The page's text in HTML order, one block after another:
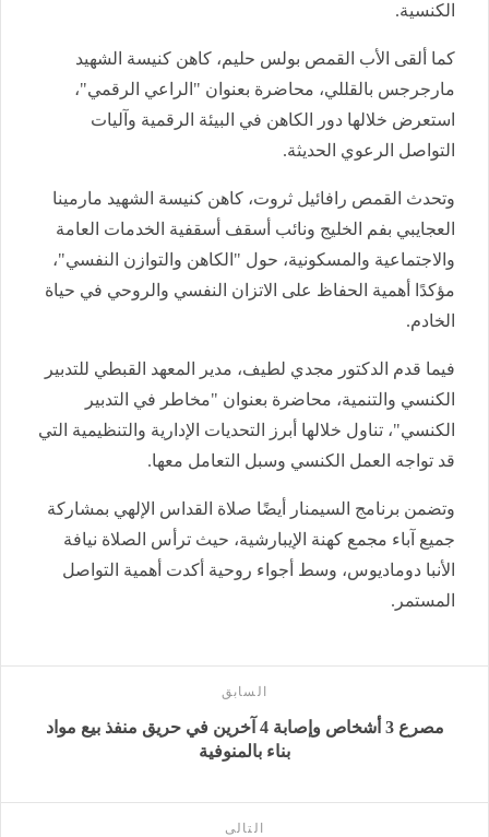
الكنسية.
كما ألقى الأب القمص بولس حليم، كاهن كنيسة الشهيد
مارجرجس بالقللي، محاضرة بعنوان "الراعي الرقمي"،
استعرض خلالها دور الكاهن في البيئة الرقمية وآليات
التواصل الرعوي الحديثة.
وتحدث القمص رافائيل ثروت، كاهن كنيسة الشهيد مارمينا
العجايبي بفم الخليج ونائب أسقف أسقفية الخدمات العامة
والاجتماعية والمسكونية، حول "الكاهن والتوازن النفسي"،
مؤكدًا أهمية الحفاظ على الاتزان النفسي والروحي في حياة
الخادم.
فيما قدم الدكتور مجدي لطيف، مدير المعهد القبطي للتدبير
الكنسي والتنمية، محاضرة بعنوان "مخاطر في التدبير
الكنسي"، تناول خلالها أبرز التحديات الإدارية والتنظيمية التي
قد تواجه العمل الكنسي وسبل التعامل معها.
وتضمن برنامج السيمنار أيضًا صلاة القداس الإلهي بمشاركة
جميع آباء مجمع كهنة الإيبارشية، حيث ترأس الصلاة نيافة
الأنبا دوماديوس، وسط أجواء روحية أكدت أهمية التواصل
المستمر.
السابق
مصرع 3 أشخاص وإصابة 4 آخرين في حريق منفذ بيع مواد
بناء بالمنوفية
التالى